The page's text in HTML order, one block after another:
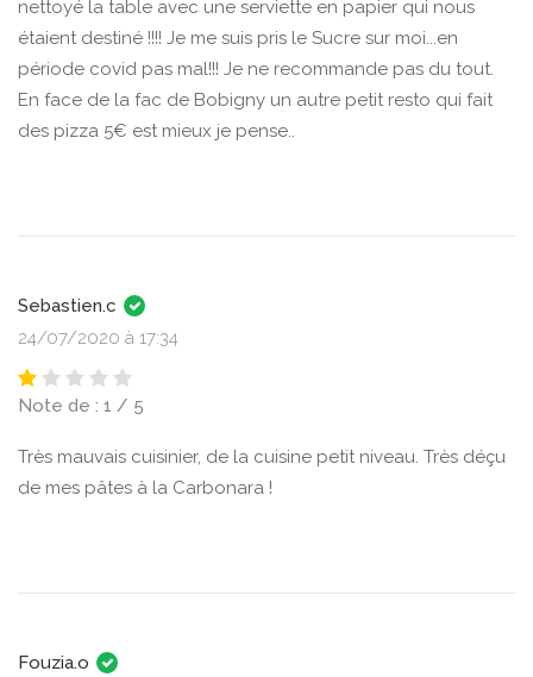
nettoyé la table avec une serviette en papier qui nous
étaient destiné !!!! Je me suis pris le Sucre sur moi...en
période covid pas mal!!! Je ne recommande pas du tout.
En face de la fac de Bobigny un autre petit resto qui fait
des pizza 5€ est mieux je pense..
Sebastien.c
24/07/2020 à 17:34
Note de : 1 / 5
Très mauvais cuisinier, de la cuisine petit niveau. Très déçu
de mes pâtes à la Carbonara !
Fouzia.o